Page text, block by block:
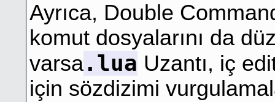
Ayrıca, Double
komut dosyalarını da
varsa.lua Uzantı, iç
için sözdizimi